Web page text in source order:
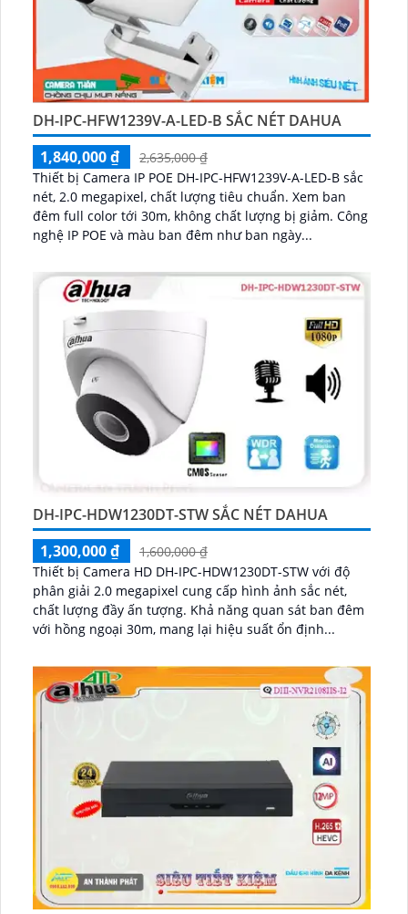
DH-IPC-HFW1239V-A-LED-B SẮC NÉT DAHUA
1,840,000 ₫
2,635,000 ₫
Thiết bị Camera IP POE DH-IPC-HFW1239V-A-LED-B sắc
nét, 2.0 megapixel, chất lượng tiêu chuẩn. Xem ban
đêm full color tới 30m, không chất lượng bị giảm. Công
nghệ IP POE và màu ban đêm như ban ngày...
DH-IPC-HDW1230DT-STW SẮC NÉT DAHUA
1,300,000 ₫
1,600,000 ₫
Thiết bị Camera HD DH-IPC-HDW1230DT-STW với độ
phân giải 2.0 megapixel cung cấp hình ảnh sắc nét,
chất lượng đầy ấn tượng. Khả năng quan sát ban đêm
với hồng ngoại 30m, mang lại hiệu suất ổn định...